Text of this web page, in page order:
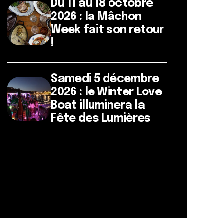
Du 11 au 18 octobre
2026 : la Mâchon
Week fait son retour
!
Samedi 5 décembre
2026 : le Winter Love
Boat illuminera la
Fête des Lumières